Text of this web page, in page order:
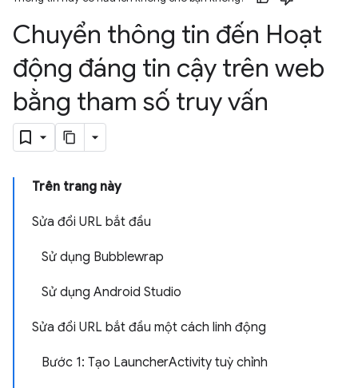
Chuyển thông tin đến Hoạt
động đáng tin cậy trên web
bằng tham số truy vấn
Trên trang này
Sửa đổi URL bắt đầu
Sử dụng Bubblewrap
Sử dụng Android Studio
Sửa đổi URL bắt đầu một cách linh động
Bước 1: Tạo LauncherActivity tuỳ chỉnh